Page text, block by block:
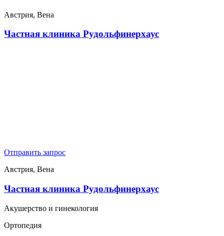
Австрия, Вена
Частная клиника Рудольфинерхаус
Отправить запрос
Австрия, Вена
Частная клиника Рудольфинерхаус
Акушерство и гинекология
Ортопедия